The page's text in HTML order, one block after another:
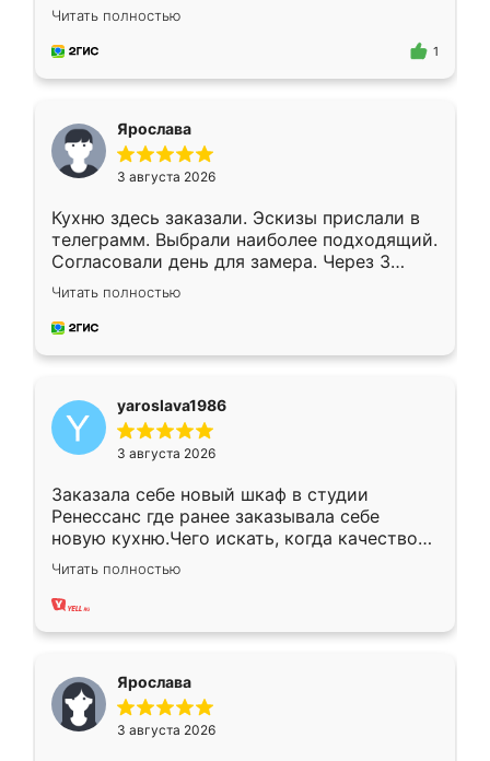
короткие сроки изготовления. Приехавший
для замера сотрудник Владислав
предложил по моему эскизу самый
Читать полностью
1
Ярослава
3 августа 2026
Кухню здесь заказали. Эскизы прислали в
телеграмм. Выбрали наиболее подходящий.
Согласовали день для замера. Через 3
недели кухня была уже готова. Остались
довольны работой. Спасибо Ренессанс
мебель за качественную работу!
Читать полностью
yaroslava1986
3 августа 2026
Заказала себе новый шкаф в студии
Ренессанс где ранее заказывала себе
новую кухню.Чего искать, когда качеством
вполне довольна. Служит кухня уже почти
два года, нареканий нет.
Читать полностью
Ярослава
3 августа 2026